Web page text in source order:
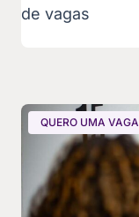
de vagas
QUERO UMA VAGA